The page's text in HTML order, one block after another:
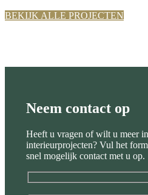
BEKIJK ALLE PROJECTEN
Neem contact op
Heeft u vragen of wilt u meer
interieurprojecten? Vul het
snel mogelijk contact met u op.